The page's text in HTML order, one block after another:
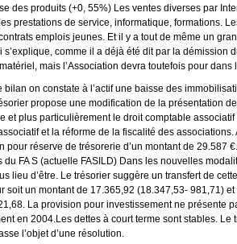
des produits (+0, 55%) Les ventes diverses par
prestations de service, informatique, formations.
emplois jeunes. Et il y a tout de même un
s’explique, comme il a déjà été dit par la démission
mais l’Association devra toutefois pour
bilan on constate à l’actif une baisse des
propose une modification de la présentation
et plus particulièrement le droit comptable
et la réforme de la fiscalité des
pour réserve de trésorerie d’un montant de 29.587
du FA S (actuelle FASILD) Dans les nouvelles
lieu d’être. Le trésorier suggère un transfert de
soit un montant de 17.365,92 (18.347,53- 981,71)
La provision pour investissement ne présente
en 2004.Les dettes à court terme sont stables.
l’objet d’une résolution.